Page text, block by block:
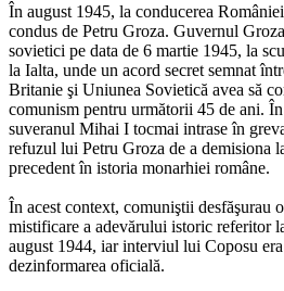
În august 1945, la conducerea
condus de Petru Groza. Guvernul
sovietici pe data de 6 martie 1945, la
la Ialta, unde un acord secret semnat
Britanie şi Uniunea Sovietică avea să
comunism pentru următorii 45 de ani.
suveranul Mihai I tocmai intrase în
refuzul lui Petru Groza de a demisiona
precedent în istoria monarhiei române.
În acest context, comuniştii desfăşurau
mistificare a adevărului istoric referitor
august 1944, iar interviul lui Coposu
dezinformarea oficială.